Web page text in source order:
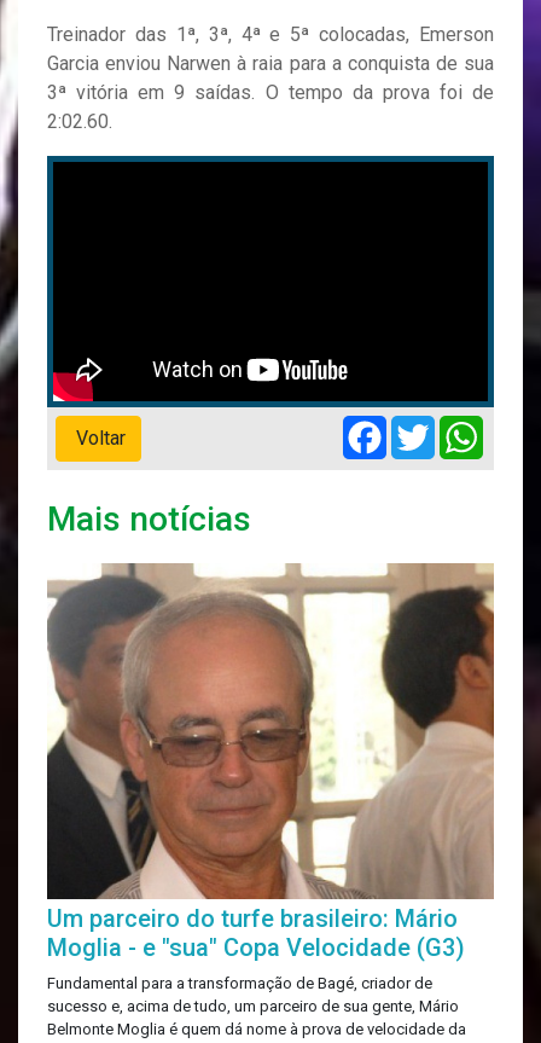
Treinador das 1ª, 3ª, 4ª e 5ª colocadas, Emerson
Garcia enviou Narwen à raia para a conquista de sua
3ª vitória em 9 saídas. O tempo da prova foi de
2:02.60.
Voltar
Facebook
Twitter
Mais notícias
Um parceiro do turfe brasileiro: Mário
Moglia - e "sua" Copa Velocidade (G3)
Fundamental para a transformação de Bagé, criador de
sucesso e, acima de tudo, um parceiro de sua gente, Mário
Belmonte Moglia é quem dá nome à prova de velocidade da